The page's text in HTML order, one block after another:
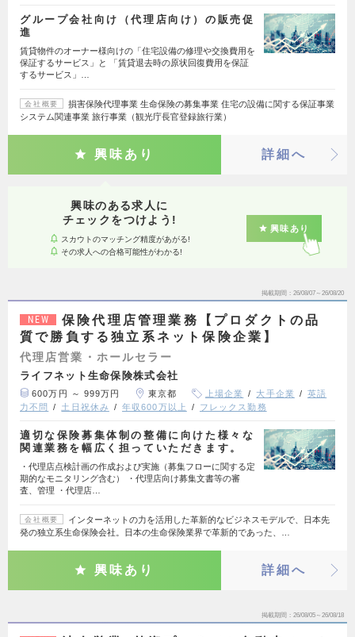
グループ会社向け（代理店向け）の販売促
進
賃貸物件のオーナー様向けの「住宅設備の修理や交換費用を
保証するサービス」と 「賃貸退去時の原状回復費用を保証
するサービス」…
会社概要
損害保険代理事業 生命保険の募集事業 住宅の設備に関する保証事業
システム関連事業 旅行事業（観光庁長官登録旅行業）
興味あり 詳細へ
興味のある求人に
チェックをつけよう!
スカウトのマッチング精度があがる!
その求人への合格可能性がわかる!
興味あり
掲載期間 26/08/07～26/08/20
NEW
保険代理店管理業務【プロダクトの品
質で勝負する独立系ネット保険企業】
代理店営業・ホールセラー
ライフネット生命保険株式会社
600万円 ～ 999万円 東京都 上場企業 大手企業
英語
力不問
土日祝休み 年収600万以上 フレックス勤務
適切な保険募集体制の整備に向けた様々な
関連業務を幅広く担っていただきます。
・代理店点検計画の作成および実施（募集フローに関する定
期的なモニタリング含む） ・代理店向け募集文書等の審
査、管理 ・代理店…
会社概要
インターネットの力を活用した革新的なビジネスモデルで、日本先
発の独立系生命保険会社。日本の生命保険業界で革新的であった、…
興味あり 詳細へ
掲載期間 26/08/05～26/08/18